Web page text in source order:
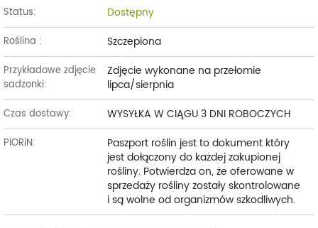
Status: Dostępny
Roślina : Szczepiona
Przykładowe zdjęcie
sadzonki:
Zdjęcie wykonane na przełomie
lipca/sierpnia
Czas dostawy: WYSYŁKA W CIĄGU 3 DNI ROBOCZYCH
PIORiN:
Paszport roślin jest to dokument który
jest dołączony do każdej zakupionej
rośliny. Potwierdza on, że oferowane w
sprzedaży rośliny zostały skontrolowane
i są wolne od organizmów szkodliwych.